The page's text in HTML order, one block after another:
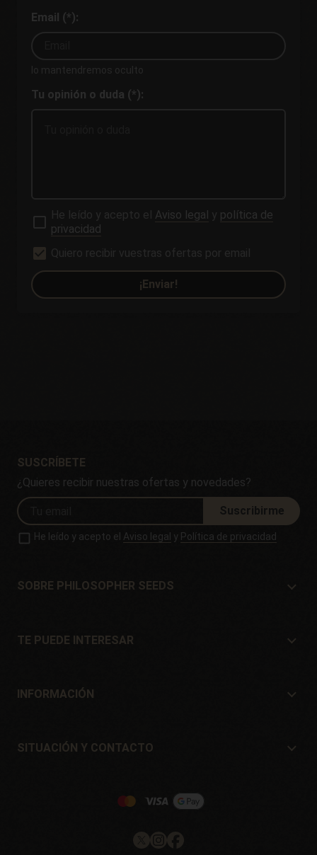
Email (*):
lo mantendremos oculto
Tu opinión o duda (*):
He leído y acepto el Aviso legal y política de
privacidad
Quiero recibir vuestras ofertas por email
¡Enviar!
SUSCRÍBETE
¿Quieres recibir nuestras ofertas y novedades?
Suscribirme
He leído y acepto el Aviso legal y Política de privacidad
SOBRE PHILOSOPHER SEEDS
Situación y Contacto
TE PUEDE INTERESAR
Ofertas
INFORMACIÓN
Garantías y devoluciones
SITUACIÓN Y CONTACTO
Pol. Industrial Pont del Príncep
Email: info@philosopherseeds.com